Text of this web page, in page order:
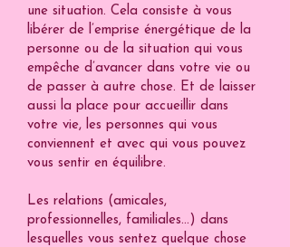
une situation. Cela consiste à vous
libérer de l’emprise énergétique de la
personne ou de la situation qui vous
empêche d’avancer dans votre vie ou
de passer à autre chose. Et de laisser
aussi la place pour accueillir dans
votre vie, les personnes qui vous
conviennent et avec qui vous pouvez
vous sentir en équilibre.
Les relations (amicales,
professionnelles, familiales...) dans
lesquelles vous sentez quelque chose